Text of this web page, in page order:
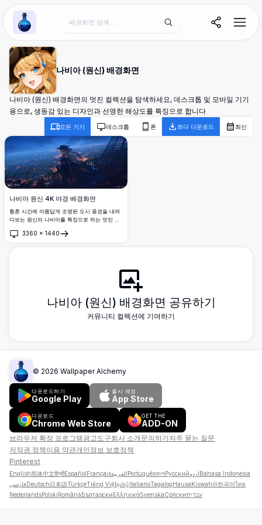
Wallpaper Alchemy
나비아 (원신) 배경화면
나비아 (원신) 배경화면의 멋진 컬렉션을 탐색하세요, 데스크톱 및 모바일 기기
용으로, 생동감 있는 디자인과 선명한 해상도를 특징으로 합니다
모든 기기 데스크톱 폰 최다 다운로드 최신
나비아 원신 4K 야경 배경화면
황혼 시간에 아름답게 조명된 도시 풍경을 내려
다보는 원신의 나비아를 특징으로 하는 멋진 고
시그니처 모자와 흘러내리는 머리카락으로 발코
3360 × 1440
열기
나비아 (원신) 배경화면 공유하기
커뮤니티 컬렉션에 기여하기
© 2026 Wallpaper Alchemy
다운로드하기
Google Play
출시 예정
App Store
다운로드
Chrome Web Store
GET THE
ADD-ON
브라우저 확장 프로그램광고도구회사 소개문의하기 자주 묻는 질문
저작권 정책이용 약관개인정보 보호정책
Pinterest
English简体中文हिन्दीEspañolFrançaisالعربيةPortuguêsবাংলাРусскийاردوBahasa Indonesia
فارسیDeutsch日本語TürkçeTiếng Việtதமிழ்ItalianoTagalogHausaKiswahili한국어ไทย
NederlandsPolskiRomânăБългарскиΕλληνικάSvenskaСрпскиעברית